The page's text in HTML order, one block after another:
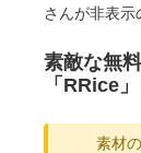
さんが非表示
素敵な無
「RRice
素材